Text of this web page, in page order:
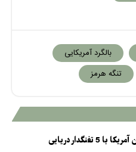
بالگرد آمریکایی
تنگه هرمز
5 تفنگدار دریایی